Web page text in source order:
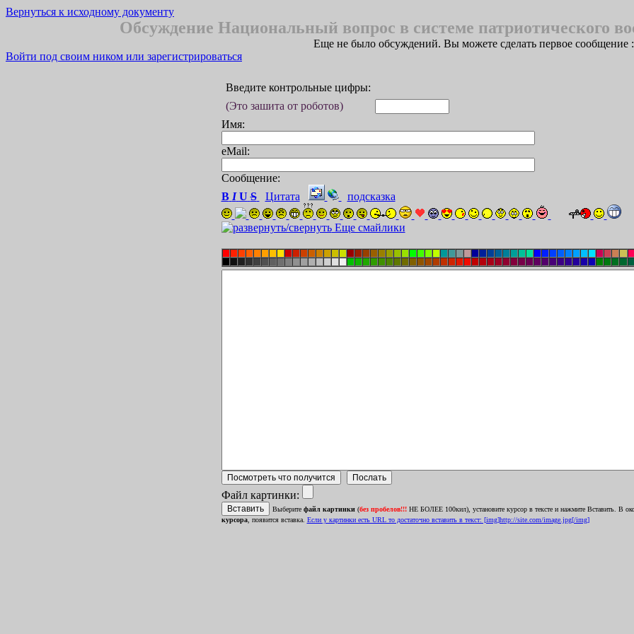
Вернуться к исходному документу
Обсуждение Национальный вопрос в системе патриотического
Еще не было обсуждений. Вы можете сделать первое сообщение
Войти под своим ником или зарегистрироваться
Введите контрольные цифры:
(Это зашита от роботов)
Имя:
eMail:
Сообщение:
B I U S Цитата подсказка
Еще смайлики
Файл картинки:
Выберите файл картинки(без пробелов!!!НЕ БОЛЕЕ 100кил), установите курсор в тексте и нажмите Вставить. В
курсора, появится вставка. Ecли у картинки есть URL то достаточно вставить в текст: [img]http://site.com/image.jpg[/img]